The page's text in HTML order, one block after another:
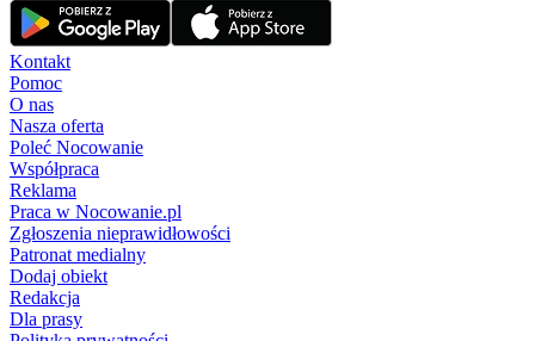
Kontakt
Pomoc
O nas
Nasza oferta
Poleć Nocowanie
Współpraca
Reklama
Praca w Nocowanie.pl
Zgłoszenia nieprawidłowości
Patronat medialny
Dodaj obiekt
Redakcja
Dla prasy